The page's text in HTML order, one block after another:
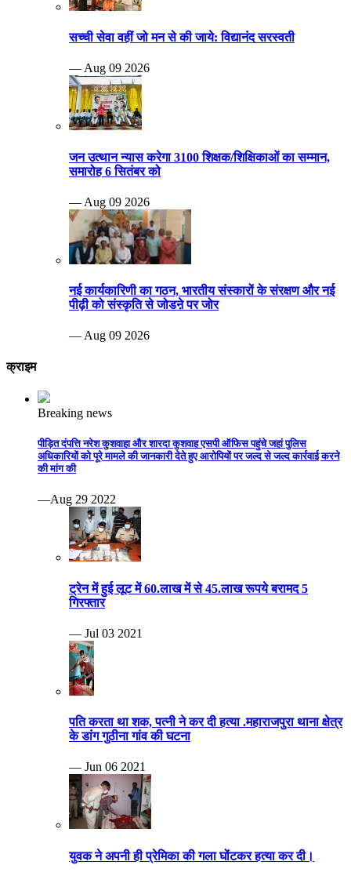
सच्ची सेवा वहीं जो मन से की जाये: विद्यानंद सरस्वती
— Aug 09 2026
जन उत्थान न्यास करेगा 3100 शिक्षक/शिक्षिकाओं का सम्मान,
समारोह 6 सितंबर को
— Aug 09 2026
नई कार्यकारिणी का गठन, भारतीय संस्कारों के संरक्षण और नई
पीढ़ी को संस्कृति से जोडऩे पर जोर
— Aug 09 2026
क्राइम
Breaking news
पीड़ित दंपत्ति नरेश कुशवाहा और शारदा कुशवाह एसपी ऑफिस पहुंचे जहां पुलिस
अधिकारियों को पूरे मामले की जानकारी देते हुए आरोपियों पर जल्द से जल्द कार्रवाई करने
की मांग की
—Aug 29 2022
ट्रेन में हुई लूट में 60.लाख में से 45.लाख रूपये बरामद 5
गिरफ्तार
— Jul 03 2021
पति करता था शक, पत्नी ने कर दी हत्या .महाराजपुरा थाना क्षेत्र
के डांग गुठीना गांव की घटना
— Jun 06 2021
युवक ने अपनी ही प्रेमिका की गला घोंटकर हत्या कर दी।